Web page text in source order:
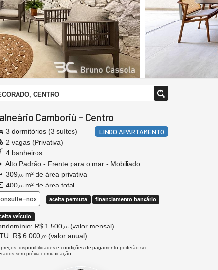
CENTRO
Camboriú - Centro
LINDO APARTAMENTO
3 dormitórios (3 suítes)
2 vagas (Privativa)
4 banheiros
Alto Padrão - Frente para o mar - Mobiliado
309, 00 m² de área privativa
400, 00 m² de área total
nos aceita permuta financiamento bancário
veículo
R$ 1.500, 00 (valor mensal)
: R$ 6.000, 00 (valor anual)
preços, disponibilidades e condições de pagamento poderão ser
sem prévia comunicação.